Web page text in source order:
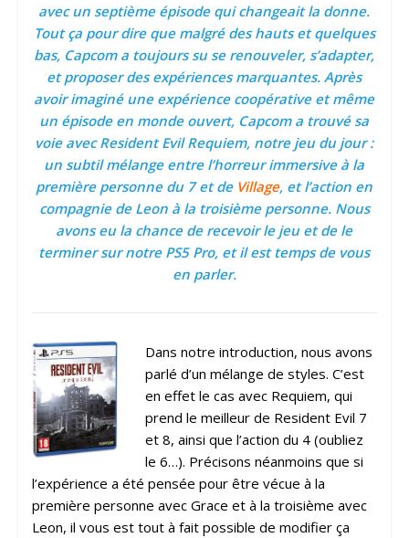
avec un septième épisode qui changeait la donne.
Tout ça pour dire que malgré des hauts et quelques
bas, Capcom a toujours su se renouveler, s’adapter,
et proposer des expériences marquantes. Après
avoir imaginé une expérience coopérative et même
un épisode en monde ouvert, Capcom a trouvé sa
voie avec Resident Evil Requiem, notre jeu du jour :
un subtil mélange entre l’horreur immersive à la
première personne du 7 et de Village, et l’action en
compagnie de Leon à la troisième personne. Nous
avons eu la chance de recevoir le jeu et de le
terminer sur notre PS5 Pro, et il est temps de vous
en parler.
Dans notre introduction, nous avons
parlé d’un mélange de styles. C’est
en effet le cas avec Requiem, qui
prend le meilleur de Resident Evil 7
et 8, ainsi que l’action du 4 (oubliez
le 6…). Précisons néanmoins que si
l’expérience a été pensée pour être vécue à la
première personne avec Grace et à la troisième avec
Leon, il vous est tout à fait possible de modifier ça